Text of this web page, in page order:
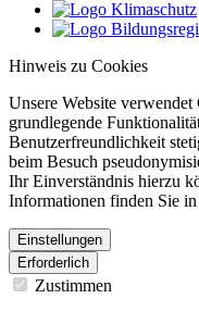
Hinweis zu Cookies
Unsere Website
grundlegende
Benutzerfreundlichkeit
beim Besuch
Ihr Einverständnis hierzu
Informationen finden Sie in
Einstellungen
Erforderlich
Zustimmen